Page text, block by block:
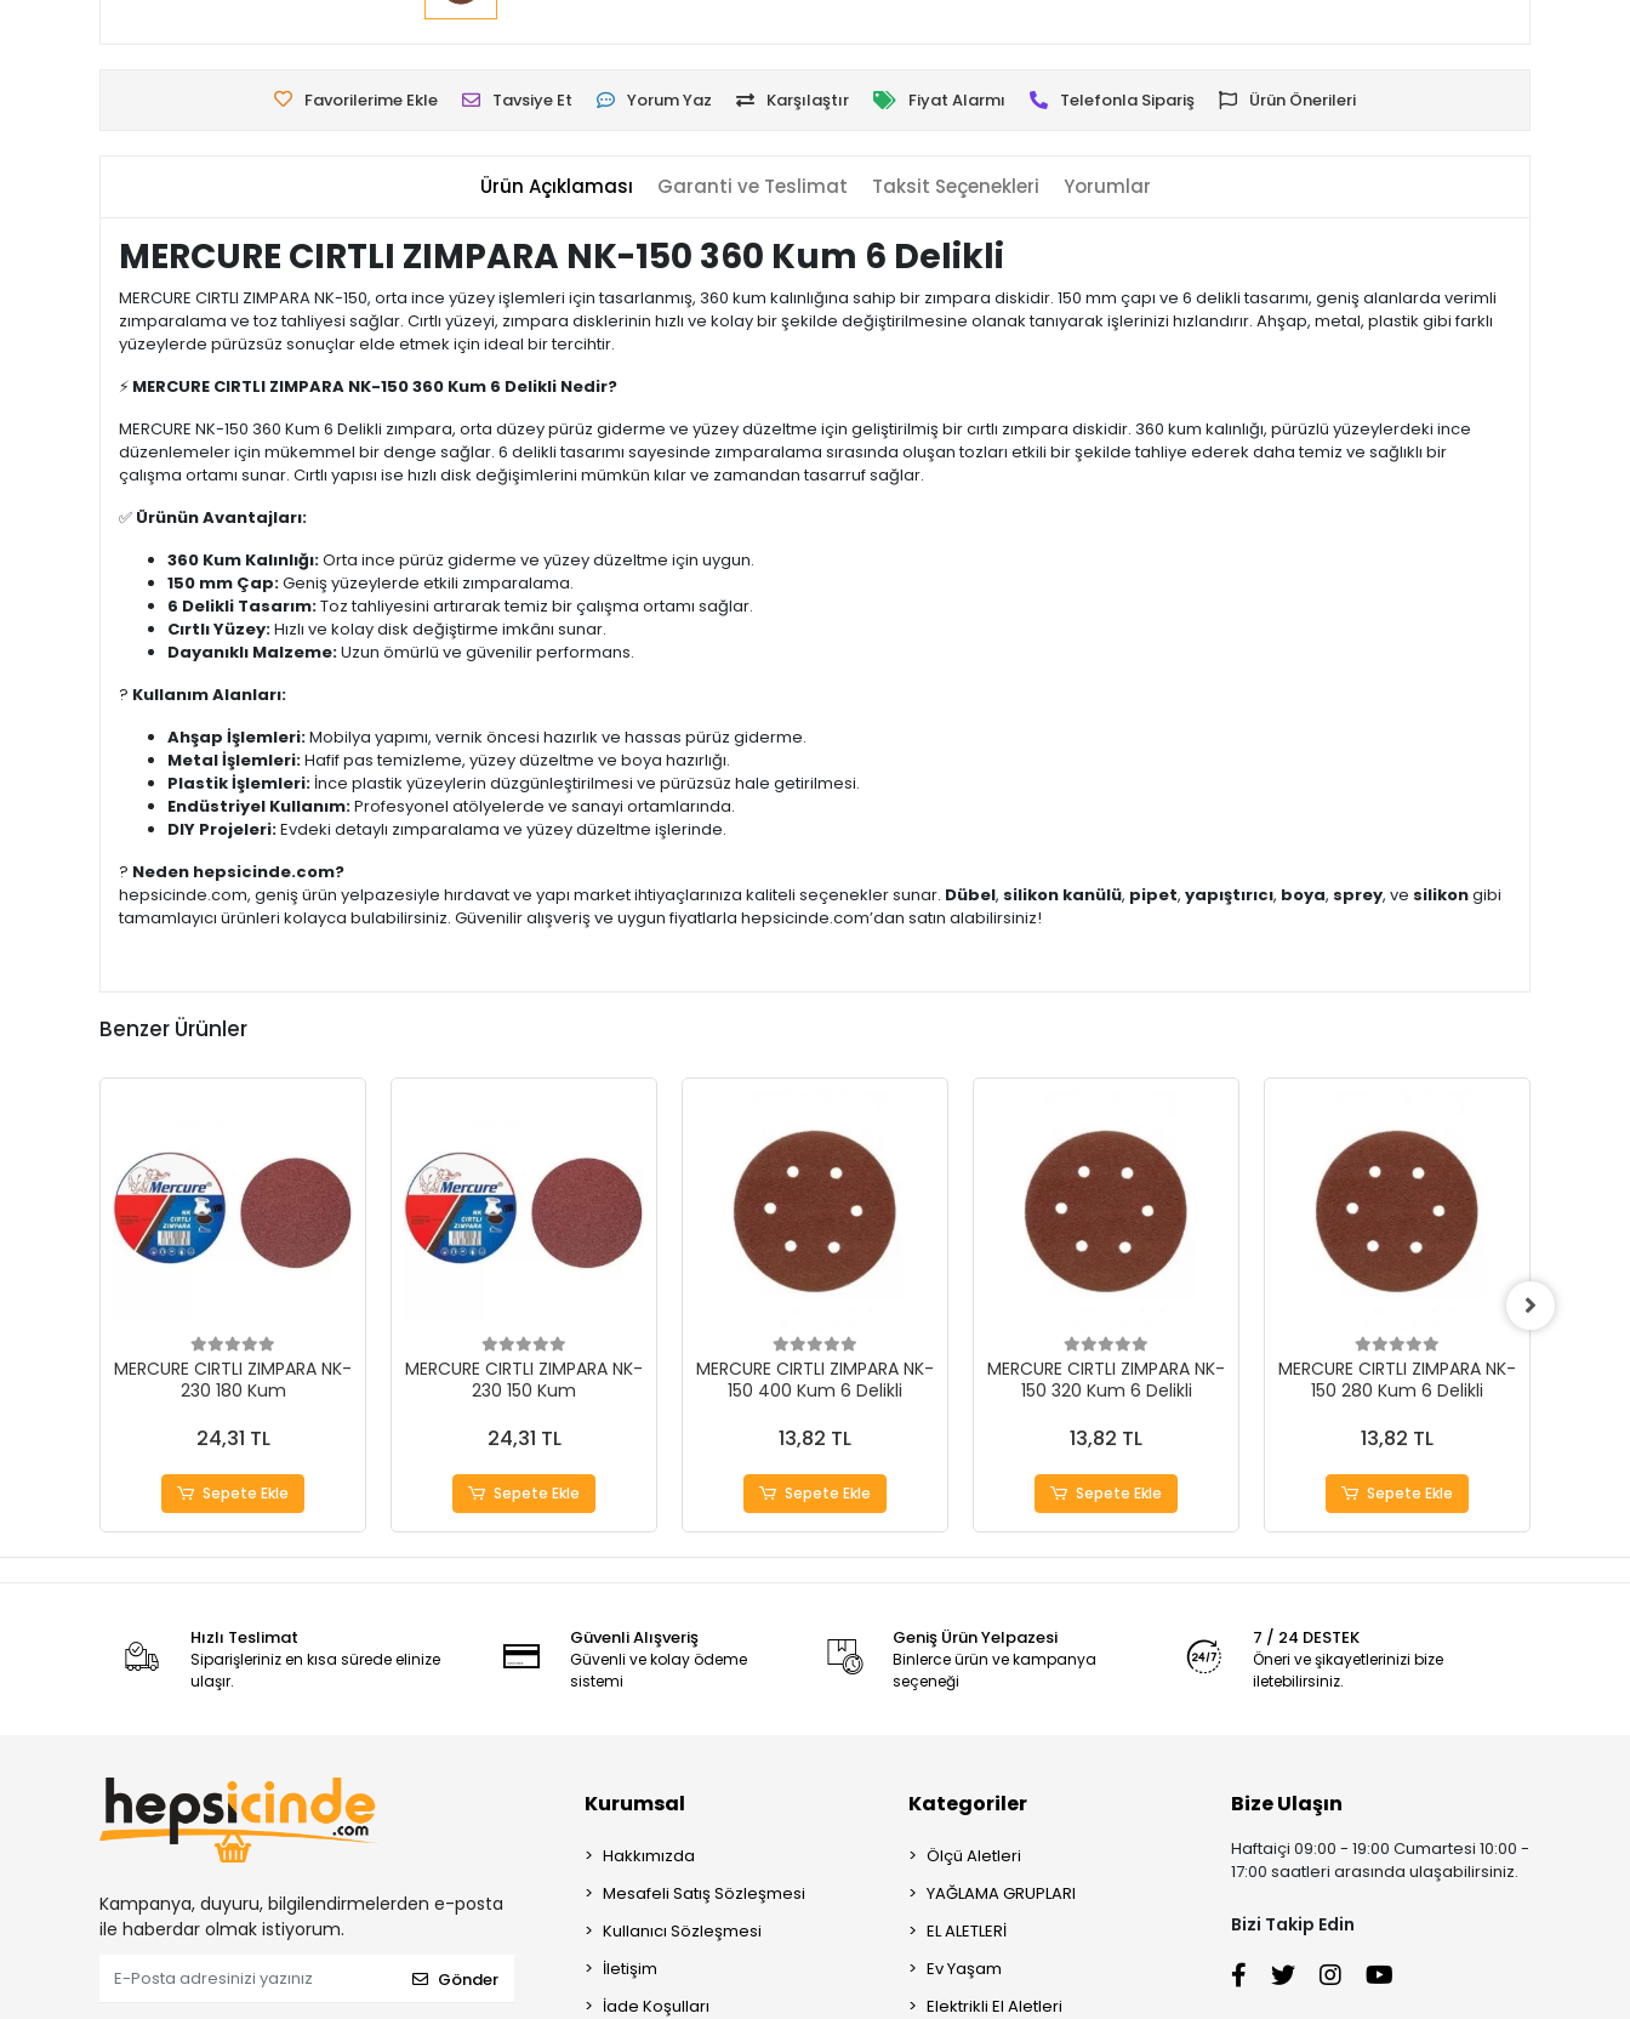
Favorilerime Ekle Tavsiye Et Yorum Yaz Karşılaştır Fiyat Alarmı Telefonla Sipariş Ürün Önerileri
Ürün Açıklaması Garanti ve Teslimat Taksit Seçenekleri Yorumlar
MERCURE CIRTLI ZIMPARA NK-150 360 Kum 6 Delikli
MERCURE CIRTLI ZIMPARA NK-150, orta ince yüzey işlemleri için tasarlanmış, 360 kum kalınlığına sahip bir zımpara diskidir. 150 mm çapı ve 6 delikli tasarımı, geniş alanlarda verimli
zımparalama ve toz tahliyesi sağlar. Cırtlı yüzeyi, zımpara disklerinin hızlı ve kolay bir şekilde değiştirilmesine olanak tanıyarak işlerinizi hızlandırır. Ahşap, metal, plastik gibi farklı
yüzeylerde pürüzsüz sonuçlar elde etmek için ideal bir tercihtir.
⚡ MERCURE CIRTLI ZIMPARA NK-150 360 Kum 6 Delikli Nedir?
MERCURE NK-150 360 Kum 6 Delikli zımpara, orta düzey pürüz giderme ve yüzey düzeltme için geliştirilmiş bir cırtlı zımpara diskidir. 360 kum kalınlığı, pürüzlü yüzeylerdeki ince
düzenlemeler için mükemmel bir denge sağlar. 6 delikli tasarımı sayesinde zımparalama sırasında oluşan tozları etkili bir şekilde tahliye ederek daha temiz ve sağlıklı bir
çalışma ortamı sunar. Cırtlı yapısı ise hızlı disk değişimlerini mümkün kılar ve zamandan tasarruf sağlar.
✅ Ürünün Avantajları:
360 Kum Kalınlığı:Orta ince pürüz giderme ve yüzey düzeltme için uygun.
150 mm Çap:Geniş yüzeylerde etkili zımparalama.
6 Delikli Tasarım:Toz tahliyesini artırarak temiz bir çalışma ortamı sağlar.
Cırtlı Yüzey:Hızlı ve kolay disk değiştirme imkânı sunar.
Dayanıklı Malzeme:Uzun ömürlü ve güvenilir performans.
?️ Kullanım Alanları:
Ahşap İşlemleri:Mobilya yapımı, vernik öncesi hazırlık ve hassas pürüz giderme.
Metal İşlemleri:Hafif pas temizleme, yüzey düzeltme ve boya hazırlığı.
Plastik İşlemleri: İnce plastik yüzeylerin düzgünleştirilmesi ve pürüzsüz hale getirilmesi.
Endüstriyel Kullanım:Profesyonel atölyelerde ve sanayi ortamlarında.
DIY Projeleri:Evdeki detaylı zımparalama ve yüzey düzeltme işlerinde.
? Neden hepsicinde.com?
hepsicinde.com, geniş ürün yelpazesiyle hırdavat ve yapı market ihtiyaçlarınıza kaliteli seçenekler sunar. Dübel, silikon kanülü, pipet, yapıştırıcı, boya, sprey, ve silikongibi
tamamlayıcı ürünleri kolayca bulabilirsiniz. Güvenilir alışveriş ve uygun fiyatlarla hepsicinde.com’dan satın alabilirsiniz!
Benzer Ürünler
MERCURE CIRTLI ZIMPARA NK-
230 180 Kum
24,31 TL
Sepete Ekle
MERCURE CIRTLI ZIMPARA NK-
230 150 Kum
24,31 TL
Sepete Ekle
MERCURE CIRTLI ZIMPARA NK-
150 400 Kum 6 Delikli
13,82 TL
Sepete Ekle
MERCURE CIRTLI ZIMPARA NK-
150 320 Kum 6 Delikli
13,82 TL
Sepete Ekle
MERCURE CIRTLI ZIMPARA NK-
150 280 Kum 6 Delikli
13,82 TL
Sepete Ekle
Hızlı Teslimat
Siparişleriniz en kısa sürede elinize
ulaşır.
Güvenli Alışveriş
Güvenli ve kolay ödeme
sistemi
Geniş Ürün Yelpazesi
Binlerce ürün ve kampanya
seçeneği
7 / 24 DESTEK
Öneri ve şikayetlerinizi bize
iletebilirsiniz.
Kampanya, duyuru, bilgilendirmelerden e-posta
ile haberdar olmak istiyorum.
Gönder
Kurumsal
Hakkımızda
Mesafeli Satış Sözleşmesi
Kullanıcı Sözleşmesi
İletişim
İade Koşulları
Kategoriler
Ölçü Aletleri
YAĞLAMA GRUPLARI
EL ALETLERİ
Ev Yaşam
Elektrikli El Aletleri
Bize Ulaşın
Haftaiçi 09:00 - 19:00 Cumartesi 10:00 -
17:00 saatleri arasında ulaşabilirsiniz.
Bizi Takip Edin